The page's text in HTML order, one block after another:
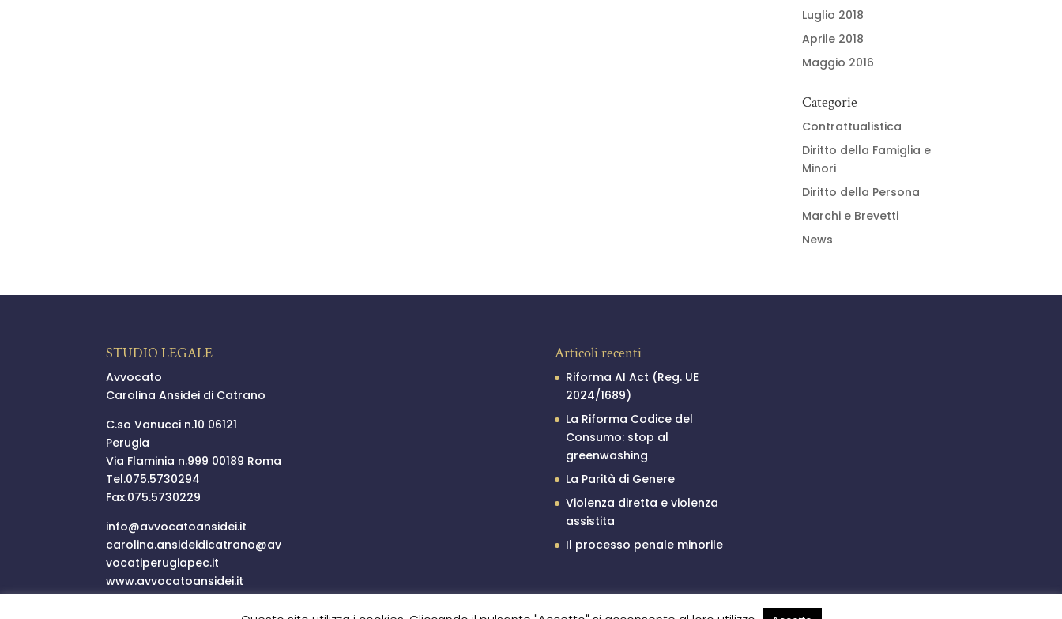
Luglio 2018
Aprile 2018
Maggio 2016
Categorie
Contrattualistica
Diritto della Famiglia e
Minori
Diritto della Persona
Marchi e Brevetti
News
STUDIO LEGALE
Avvocato
Carolina Ansidei di Catrano
C.so Vanucci n.10 06121
Perugia
Via Flaminia n.999 00189 Roma
Tel.075.5730294
Fax.075.5730229
info@avvocatoansidei.it
carolina.ansideidicatrano@av
vocatiperugiapec.it
www.avvocatoansidei.it
Articoli recenti
Riforma AI Act (Reg. UE
2024/1689)
La Riforma Codice del
Consumo: stop al
greenwashing
La Parità di Genere
Violenza diretta e violenza
assistita
Il processo penale minorile